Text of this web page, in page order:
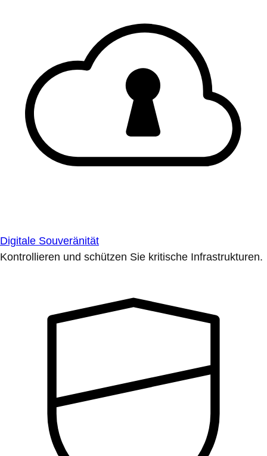
Digitale Souveränität
Kontrollieren und schützen Sie kritische Infrastrukturen.